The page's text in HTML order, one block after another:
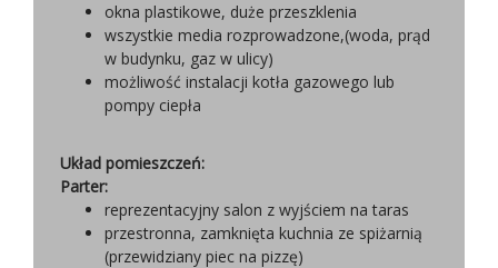
okna plastikowe, duże przeszklenia
wszystkie media rozprowadzone,(woda, prąd
w budynku, gaz w ulicy)
możliwość instalacji kotła gazowego lub
pompy ciepła
Układ pomieszczeń:
Parter:
reprezentacyjny salon z wyjściem na taras
przestronna, zamknięta kuchnia ze spiżarnią
(przewidziany piec na pizzę)